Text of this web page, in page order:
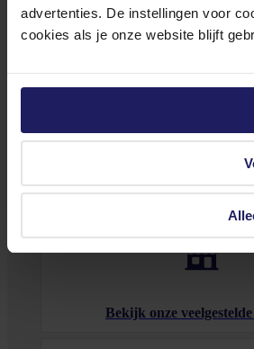
advertenties. De instellingen voor
cookies als je onze website blijft
Heb je vragen over onze producten, diensten of
s staan klaar om jouw vragen te
door indien nodig.
Onze klantenservice is via mail bereikbaar van
tot 17.00 uur en op zaterdag van 10.00 tot 15.00
Bekijk onze